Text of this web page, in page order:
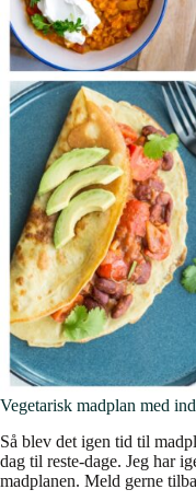
Vegetarisk madplan med
Så blev det igen tid til
dag til reste-dage. Jeg har
madplanen. Meld gerne